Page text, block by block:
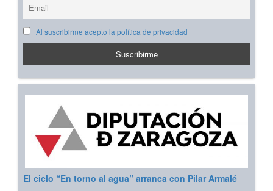
Al suscribirme acepto la política de privacidad
El ciclo “En torno al agua” arranca con Pilar Armalé